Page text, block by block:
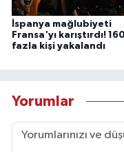
İspanya mağlubiyeti
Fransa'yı karıştırdı!
fazla kişi yakalandı
Yorumlar